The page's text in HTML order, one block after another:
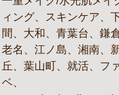
ィング、スキンケア、
間、大和、青葉台、鎌
老名、江ノ島、湘南、
丘、葉山町、就活、フ
ベ、